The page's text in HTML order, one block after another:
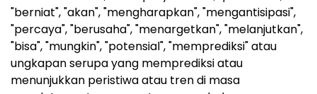
"berniat", "akan", "mengharapkan", "mengantisipasi",
"percaya", "berusaha", "menargetkan", "melanjutkan",
"bisa", "mungkin", "potensial", "memprediksi" atau
ungkapan serupa yang memprediksi atau
menunjukkan peristiwa atau tren di masa